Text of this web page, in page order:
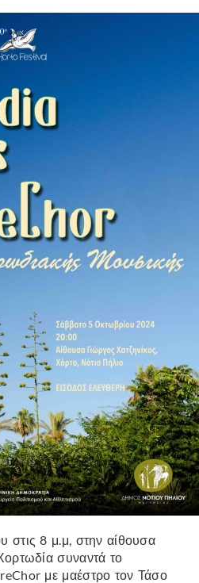
στις 8 μ.μ, στην αίθουσα
συναντά το
με μαέστρο τον Τάσο